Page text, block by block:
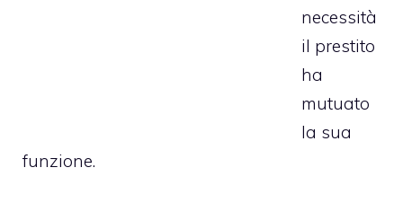
necessità
il prestito
ha
mutuato
la sua
funzione.